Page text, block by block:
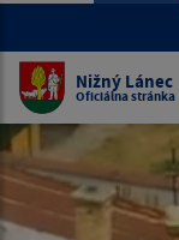
Nižný Lánec
Oficiálna stránka